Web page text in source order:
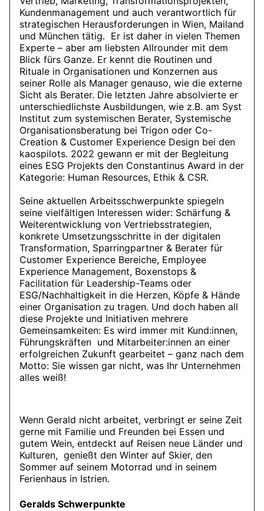
Kundenmanagement und auch verantwortlich für
strategischen Herausforderungen in Wien, Mailand
und München tätig. Er ist daher in vielen Themen
Experte – aber am liebsten Allrounder mit dem
Blick fürs Ganze. Er kennt die Routinen und
Rituale in Organisationen und Konzernen aus
seiner Rolle als Manager genauso, wie die externe
Sicht als Berater. Die letzten Jahre absolvierte er
unterschiedlichste Ausbildungen, wie z.B. am Syst
Institut zum systemischen Berater, Systemische
Organisationsberatung bei Trigon oder Co-
Creation & Customer Experience Design bei den
kaospilots. 2022 gewann er mit der Begleitung
eines ESG Projekts den Constantinus Award in der
Kategorie: Human Resources, Ethik & CSR.
Seine aktuellen Arbeitsschwerpunkte spiegeln
seine vielfältigen Interessen wider: Schärfung &
Weiterentwicklung von Vertriebsstrategien,
konkrete Umsetzungsschritte in der digitalen
Transformation, Sparringpartner & Berater für
Customer Experience Bereiche, Employee
Experience Management, Boxenstops &
Facilitation für Leadership-Teams oder
ESG/Nachhaltigkeit in die Herzen, Köpfe & Hände
einer Organisation zu tragen. Und doch haben all
diese Projekte und Initiativen mehrere
Gemeinsamkeiten: Es wird immer mit Kund:innen,
Führungskräften und Mitarbeiter:innen an einer
erfolgreichen Zukunft gearbeitet – ganz nach dem
Motto: Sie wissen gar nicht, was Ihr Unternehmen
alles weiß!
Wenn Gerald nicht arbeitet, verbringt er seine Zeit
gerne mit Familie und Freunden bei Essen und
gutem Wein, entdeckt auf Reisen neue Länder und
Kulturen, genießt den Winter auf Skier, den
Sommer auf seinem Motorrad und in seinem
Ferienhaus in Istrien.
Geralds Schwerpunkte